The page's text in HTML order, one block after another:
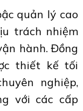
quản lý cao
trách nhiệm
hành. Đồng
thiết kế tối
nghiệp,
với các cấp